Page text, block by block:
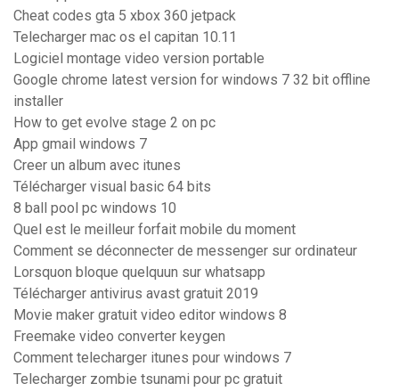
Cheat codes gta 5 xbox 360 jetpack
Telecharger mac os el capitan 10.11
Logiciel montage video version portable
Google chrome latest version for windows 7 32 bit offline
installer
How to get evolve stage 2 on pc
App gmail windows 7
Creer un album avec itunes
Télécharger visual basic 64 bits
8 ball pool pc windows 10
Quel est le meilleur forfait mobile du moment
Comment se déconnecter de messenger sur ordinateur
Lorsquon bloque quelquun sur whatsapp
Télécharger antivirus avast gratuit 2019
Movie maker gratuit video editor windows 8
Freemake video converter keygen
Comment telecharger itunes pour windows 7
Telecharger zombie tsunami pour pc gratuit